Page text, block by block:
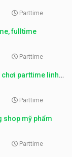
Parttime
fulltime
Parttime
chơi parttime linh
Parttime
shop mỹ phẩm
Parttime